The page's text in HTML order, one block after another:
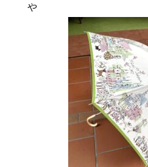
や